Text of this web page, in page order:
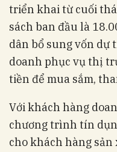
triển khai từ cuối
sách ban đầu là
dân bổ sung vốn dự
doanh phục vụ thị
tiền để mua sắm,
Với khách hàng
chương trình tín
cho khách hàng